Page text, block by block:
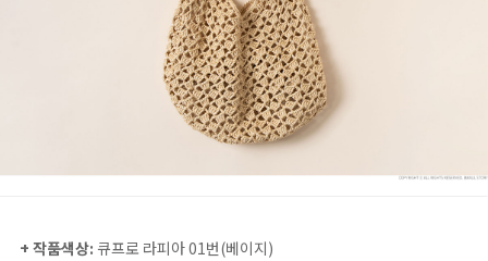
+ 작품색상: 큐프로 라피아 01번(베이지)